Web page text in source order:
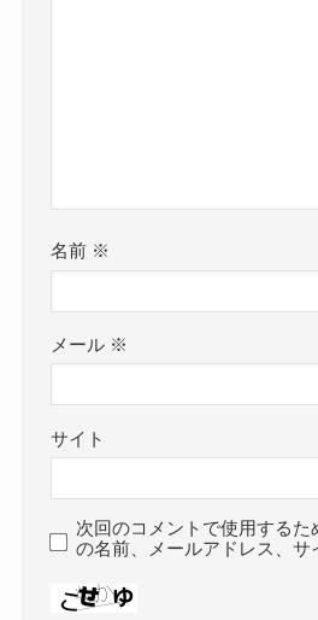
名前 ※
メール ※
サイト
次回のコメントで使用するた
の名前、メールアドレス、サ